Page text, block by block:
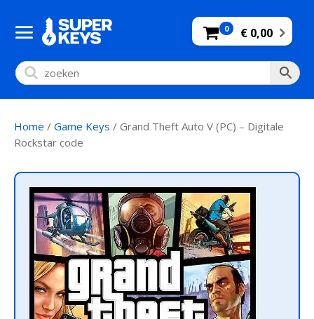
0 € 0,00
Home / Game Keys / Grand Theft Auto V (PC) – Digitale
Rockstar code